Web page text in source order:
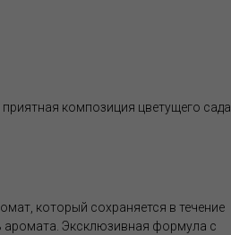
композиция цветущего сада,
который сохраняется в течение
аромата. Эксклюзивная формула с